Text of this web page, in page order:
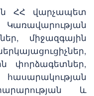
ՀՀ վարչապետ
միջազգային
փորձագետներ,
և